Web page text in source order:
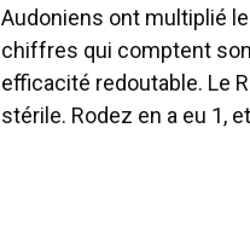
Audoniens ont multiplié
chiffres qui comptent
efficacité redoutable. Le
stérile. Rodez en a eu 1,